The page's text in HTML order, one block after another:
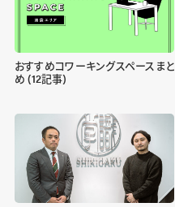
おすすめコワーキングスペースまと
め (12記事)